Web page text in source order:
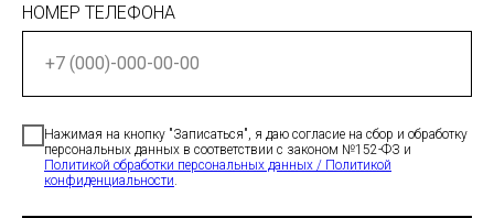
НОМЕР ТЕЛЕФОНА
Нажимая на кнопку "Записаться", я даю согласие на сбор и обработку
персональных данных в соответствии с законом №152-ФЗ и
Политикой обработки персональных данных / Политикой
конфиденциальности.